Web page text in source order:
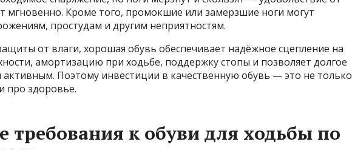
мгновенно. Кроме того, промокшие или замерзшие ноги могут
простудам и другим неприятностям.
от влаги, хорошая обувь обеспечивает надёжное сцепление на
амортизацию при ходьбе, поддержку стопы и позволяет долгое
активным. Поэтому инвестиции в качественную обувь — это не только
про здоровье.
требования к обуви для ходьбы по